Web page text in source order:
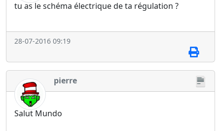
tu as le schéma électrique de ta régulation ?
28-07-2016 09:19
pierre
Salut Mundo